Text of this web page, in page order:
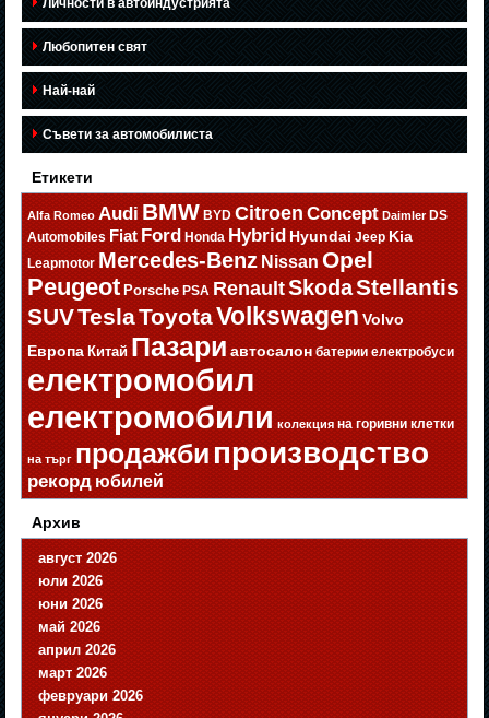
Личности в автоиндустрията
Любопитен свят
Най-най
Съвети за автомобилиста
Етикети
Alfa Romeo Audi BMW BYD Citroen Concept Daimler DS
Automobiles Fiat Ford Honda Hybrid Hyundai Jeep Kia
Leapmotor Mercedes-Benz Nissan Opel
Peugeot Porsche PSA RenaultSkodaStellantis
SUVTeslaToyotaVolkswagen Volvo
Европа Китай Пазари автосалон батерии електробуси
електромобил
електромобили колекция на горивни клетки
на търг продажбипроизводство
рекорд юбилей
Архив
август 2026
юли 2026
юни 2026
май 2026
април 2026
март 2026
февруари 2026